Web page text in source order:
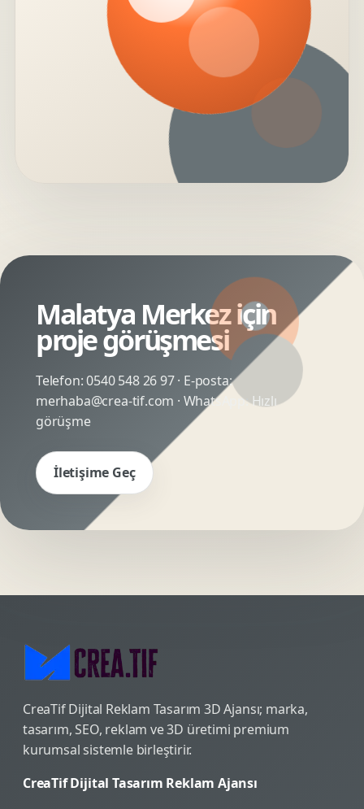
Malatya Merkez için
proje görüşmesi
Telefon:0540 548 26 97· E-posta:
merhaba@crea-tif.com · WhatsApp:Hızlı
görüşme
İletişime Geç
CreaTif Dijital Reklam Tasarım 3D Ajansı; marka,
tasarım, SEO, reklam ve 3D üretimi premium
kurumsal sistemle birleştirir.
CreaTif Dijital Tasarım Reklam Ajansı